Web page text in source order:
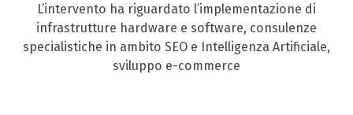
L’intervento ha riguardato l’implementazione di
infrastrutture hardware e software, consulenze
specialistiche in ambito SEO e Intelligenza Artificiale,
sviluppo e-commerce